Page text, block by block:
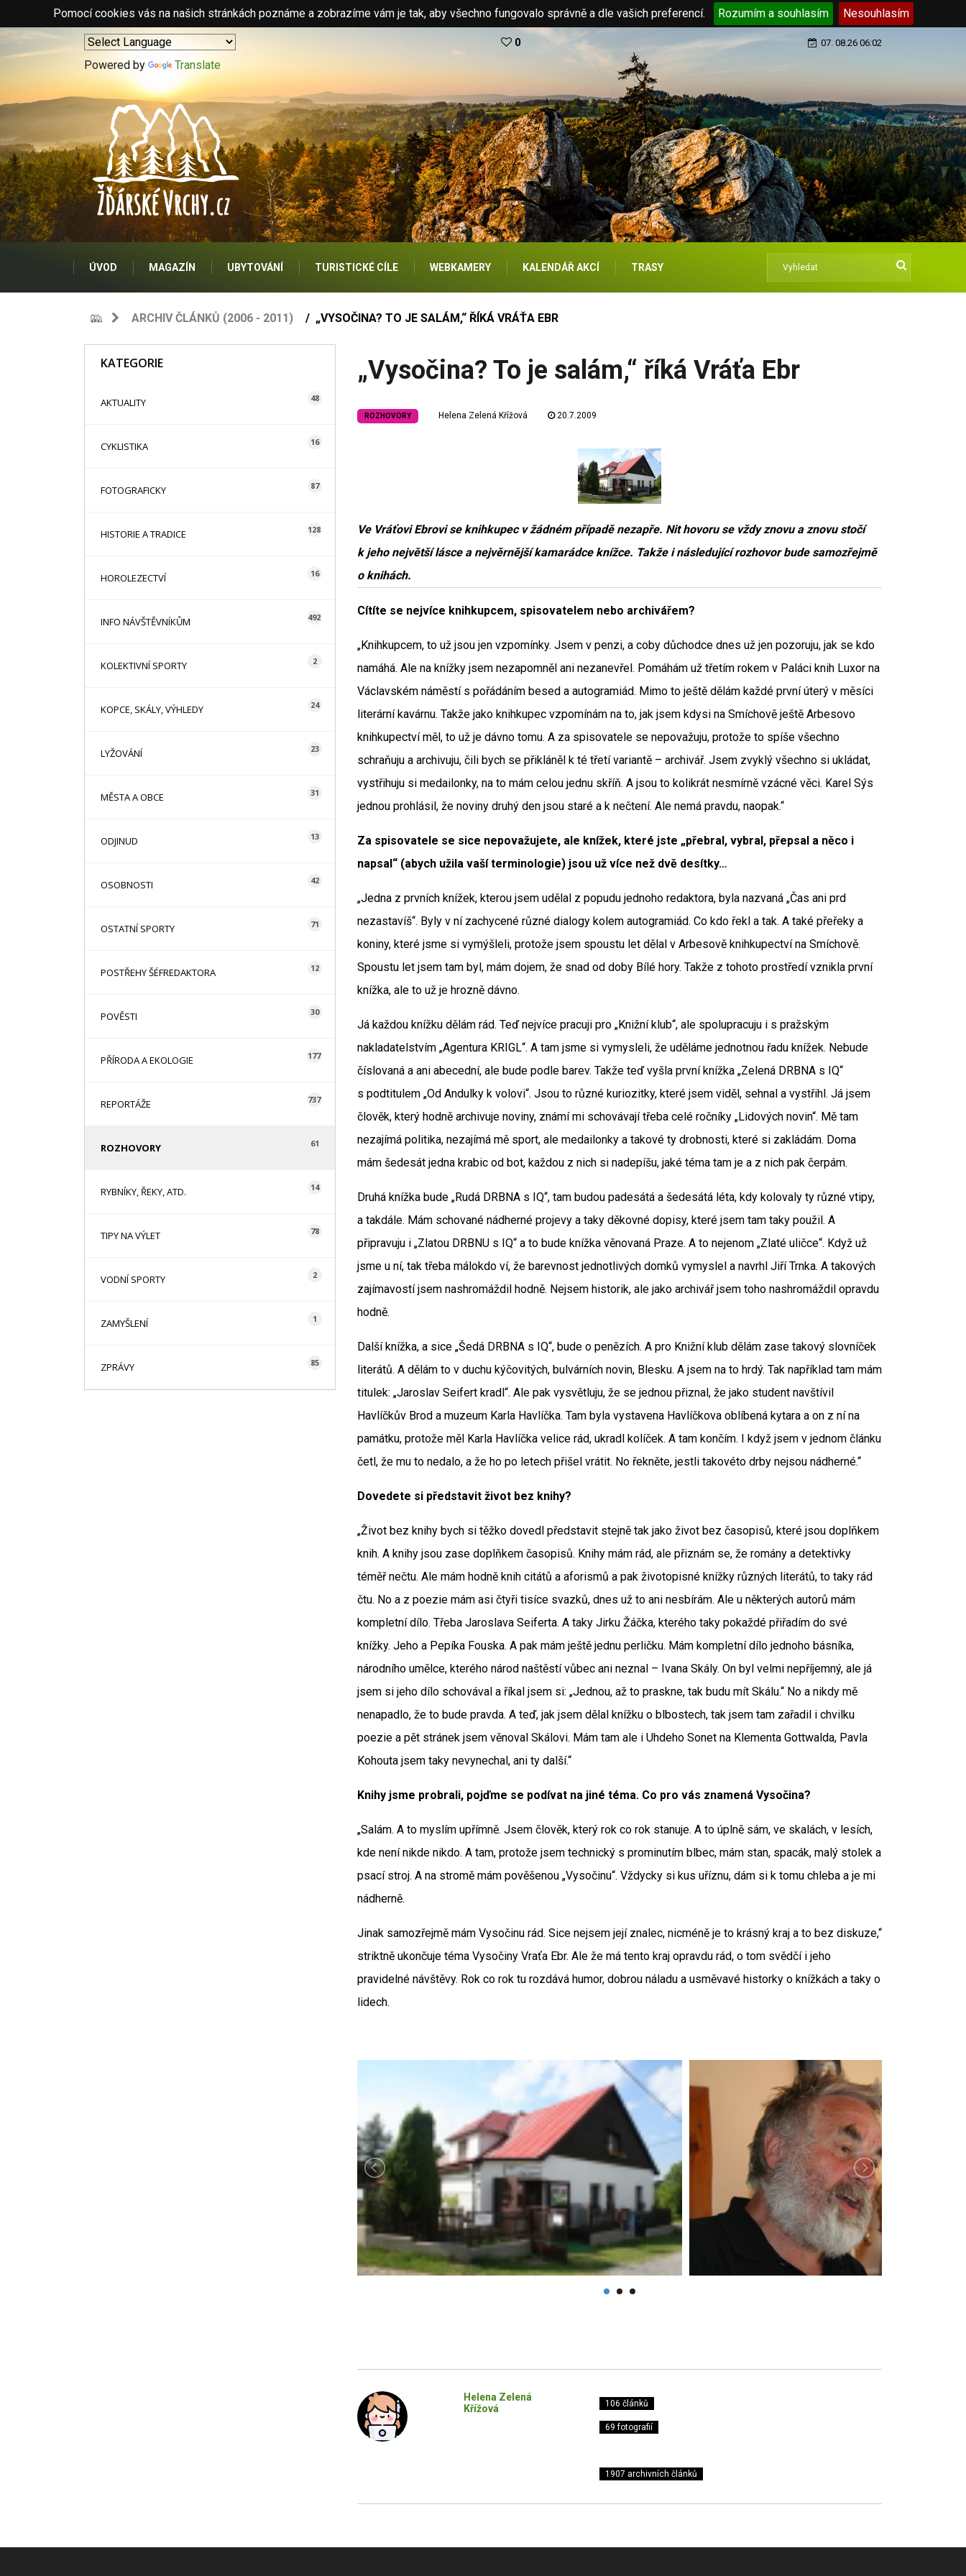
Pomocí cookies vás na našich stránkách poznáme a zobrazíme vám je tak, aby všechno fungovalo správně a dle vašich preferencí. Rozumím a souhlasím Nesouhlasím
Powered by Translate
0 07. 08.26 06:02
ÚVOD MAGAZÍN UBYTOVÁNÍ TURISTICKÉ CÍLE WEBKAMERY KALENDÁŘ AKCÍ TRASY
ARCHIV ČLÁNKŮ (2006 - 2011) „VYSOČINA? TO JE SALÁM,“ ŘÍKÁ VRÁŤA EBR
KATEGORIE
AKTUALITY 48
CYKLISTIKA 16
FOTOGRAFICKY 87
HISTORIE A TRADICE 128
HOROLEZECTVÍ 16
INFO NÁVŠTĚVNÍKŮM 492
KOLEKTIVNÍ SPORTY 2
KOPCE, SKÁLY, VÝHLEDY 24
LYŽOVÁNÍ 23
MĚSTA A OBCE 31
ODJINUD 13
OSOBNOSTI 42
OSTATNÍ SPORTY 71
POSTŘEHY ŠÉFREDAKTORA 12
POVĚSTI 30
PŘÍRODA A EKOLOGIE 177
REPORTÁŽE 737
ROZHOVORY 61
RYBNÍKY, ŘEKY, ATD. 14
TIPY NA VÝLET 78
VODNÍ SPORTY 2
ZAMYŠLENÍ 1
ZPRÁVY 85
„Vysočina? To je salám,“ říká Vráťa Ebr
ROZHOVORY Helena Zelená Křížová 20.7.2009
Ve Vráťovi Ebrovi se knihkupec v žádném případě nezapře. Nit hovoru se vždy znovu a znovu stočí
k jeho největší lásce a nejvěrnější kamarádce knížce. Takže i následující rozhovor bude samozřejmě
o knihách.
Cítíte se nejvíce knihkupcem, spisovatelem nebo archivářem?
„Knihkupcem, to už jsou jen vzpomínky. Jsem v penzi, a coby důchodce dnes už jen pozoruju, jak se kdo
namáhá. Ale na knížky jsem nezapomněl ani nezanevřel. Pomáhám už třetím rokem v Paláci knih Luxor na
Václavském náměstí s pořádáním besed a autogramiád. Mimo to ještě dělám každé první úterý v měsíci
literární kavárnu. Takže jako knihkupec vzpomínám na to, jak jsem kdysi na Smíchově ještě Arbesovo
knihkupectví měl, to už je dávno tomu. A za spisovatele se nepovažuju, protože to spíše všechno
schraňuju a archivuju, čili bych se přikláněl k té třetí variantě – archivář. Jsem zvyklý všechno si ukládat,
vystřihuju si medailonky, na to mám celou jednu skříň. A jsou to kolikrát nesmírně vzácné věci. Karel Sýs
jednou prohlásil, že noviny druhý den jsou staré a k nečtení. Ale nemá pravdu, naopak.“
Za spisovatele se sice nepovažujete, ale knížek, které jste „přebral, vybral, přepsal a něco i
napsal“ (abych užila vaší terminologie) jsou už více než dvě desítky…
„Jedna z prvních knížek, kterou jsem udělal z popudu jednoho redaktora, byla nazvaná „Čas ani prd
nezastavíš“. Byly v ní zachycené různé dialogy kolem autogramiád. Co kdo řekl a tak. A také přeřeky a
koniny, které jsme si vymýšleli, protože jsem spoustu let dělal v Arbesově knihkupectví na Smíchově.
Spoustu let jsem tam byl, mám dojem, že snad od doby Bílé hory. Takže z tohoto prostředí vznikla první
knížka, ale to už je hrozně dávno.
Já každou knížku dělám rád. Teď nejvíce pracuji pro „Knižní klub“, ale spolupracuju i s pražským
nakladatelstvím „Agentura KRIGL“. A tam jsme si vymysleli, že uděláme jednotnou řadu knížek. Nebude
číslovaná a ani abecední, ale bude podle barev. Takže teď vyšla první knížka „Zelená DRBNA s IQ“
s podtitulem „Od Andulky k volovi“. Jsou to různé kuriozitky, které jsem viděl, sehnal a vystřihl. Já jsem
člověk, který hodně archivuje noviny, známí mi schovávají třeba celé ročníky „Lidových novin“. Mě tam
nezajímá politika, nezajímá mě sport, ale medailonky a takové ty drobnosti, které si zakládám. Doma
mám šedesát jedna krabic od bot, každou z nich si nadepíšu, jaké téma tam je a z nich pak čerpám.
Druhá knížka bude „Rudá DRBNA s IQ“, tam budou padesátá a šedesátá léta, kdy kolovaly ty různé vtipy,
a takdále. Mám schované nádherné projevy a taky děkovné dopisy, které jsem tam taky použil. A
připravuju i „Zlatou DRBNU s IQ“ a to bude knížka věnovaná Praze. A to nejenom „Zlaté uličce“. Když už
jsme u ní, tak třeba málokdo ví, že barevnost jednotlivých domků vymyslel a navrhl Jiří Trnka. A takových
zajímavostí jsem nashromáždil hodně. Nejsem historik, ale jako archivář jsem toho nashromáždil opravdu
hodně.
Další knížka, a sice „Šedá DRBNA s IQ“, bude o penězích. A pro Knižní klub dělám zase takový slovníček
literátů. A dělám to v duchu kýčovitých, bulvárních novin, Blesku. A jsem na to hrdý. Tak například tam mám
titulek: „Jaroslav Seifert kradl“. Ale pak vysvětluju, že se jednou přiznal, že jako student navštívil
Havlíčkův Brod a muzeum Karla Havlíčka. Tam byla vystavena Havlíčkova oblíbená kytara a on z ní na
památku, protože měl Karla Havlíčka velice rád, ukradl kolíček. A tam končím. I když jsem v jednom článku
četl, že mu to nedalo, a že ho po letech přišel vrátit. No řekněte, jestli takovéto drby nejsou nádherné.“
Dovedete si představit život bez knihy?
„Život bez knihy bych si těžko dovedl představit stejně tak jako život bez časopisů, které jsou doplňkem
knih. A knihy jsou zase doplňkem časopisů. Knihy mám rád, ale přiznám se, že romány a detektivky
téměř nečtu. Ale mám hodně knih citátů a aforismů a pak životopisné knížky různých literátů, to taky rád
čtu. No a z poezie mám asi čtyři tisíce svazků, dnes už to ani nesbírám. Ale u některých autorů mám
kompletní dílo. Třeba Jaroslava Seiferta. A taky Jirku Žáčka, kterého taky pokaždé přiřadím do své
knížky. Jeho a Pepíka Fouska. A pak mám ještě jednu perličku. Mám kompletní dílo jednoho básníka,
národního umělce, kterého národ naštěstí vůbec ani neznal – Ivana Skály. On byl velmi nepříjemný, ale já
jsem si jeho dílo schovával a říkal jsem si: „Jednou, až to praskne, tak budu mít Skálu.“ No a nikdy mě
nenapadlo, že to bude pravda. A teď, jak jsem dělal knížku o blbostech, tak jsem tam zařadil i chvilku
poezie a pět stránek jsem věnoval Skálovi. Mám tam ale i Uhdeho Sonet na Klementa Gottwalda, Pavla
Kohouta jsem taky nevynechal, ani ty další.“
Knihy jsme probrali, pojďme se podívat na jiné téma. Co pro vás znamená Vysočina?
„Salám. A to myslím upřímně. Jsem člověk, který rok co rok stanuje. A to úplně sám, ve skalách, v lesích,
kde není nikde nikdo. A tam, protože jsem technický s prominutím blbec, mám stan, spacák, malý stolek a
psací stroj. A na stromě mám pověšenou „Vysočinu“. Vždycky si kus uříznu, dám si k tomu chleba a je mi
nádherně.
Jinak samozřejmě mám Vysočinu rád. Sice nejsem její znalec, nicméně je to krásný kraj a to bez diskuze,“
striktně ukončuje téma Vysočiny Vraťa Ebr. Ale že má tento kraj opravdu rád, o tom svědčí i jeho
pravidelné návštěvy. Rok co rok tu rozdává humor, dobrou náladu a usměvavé historky o knížkách a taky o
lidech.
Helena Zelená
Křížová
106 článků
69 fotografií
1907 archivních článků